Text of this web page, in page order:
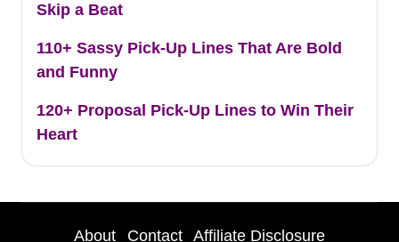
Skip a Beat
110+ Sassy Pick-Up Lines That Are Bold
and Funny
120+ Proposal Pick-Up Lines to Win Their
Heart
About Contact Affiliate Disclosure